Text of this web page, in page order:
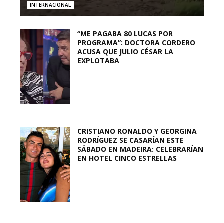
INTERNACIONAL
“ME PAGABA 80 LUCAS POR
PROGRAMA”: DOCTORA CORDERO
ACUSA QUE JULIO CÉSAR LA
EXPLOTABA
CRISTIANO RONALDO Y GEORGINA
RODRÍGUEZ SE CASARÍAN ESTE
SÁBADO EN MADEIRA: CELEBRARÍAN
EN HOTEL CINCO ESTRELLAS